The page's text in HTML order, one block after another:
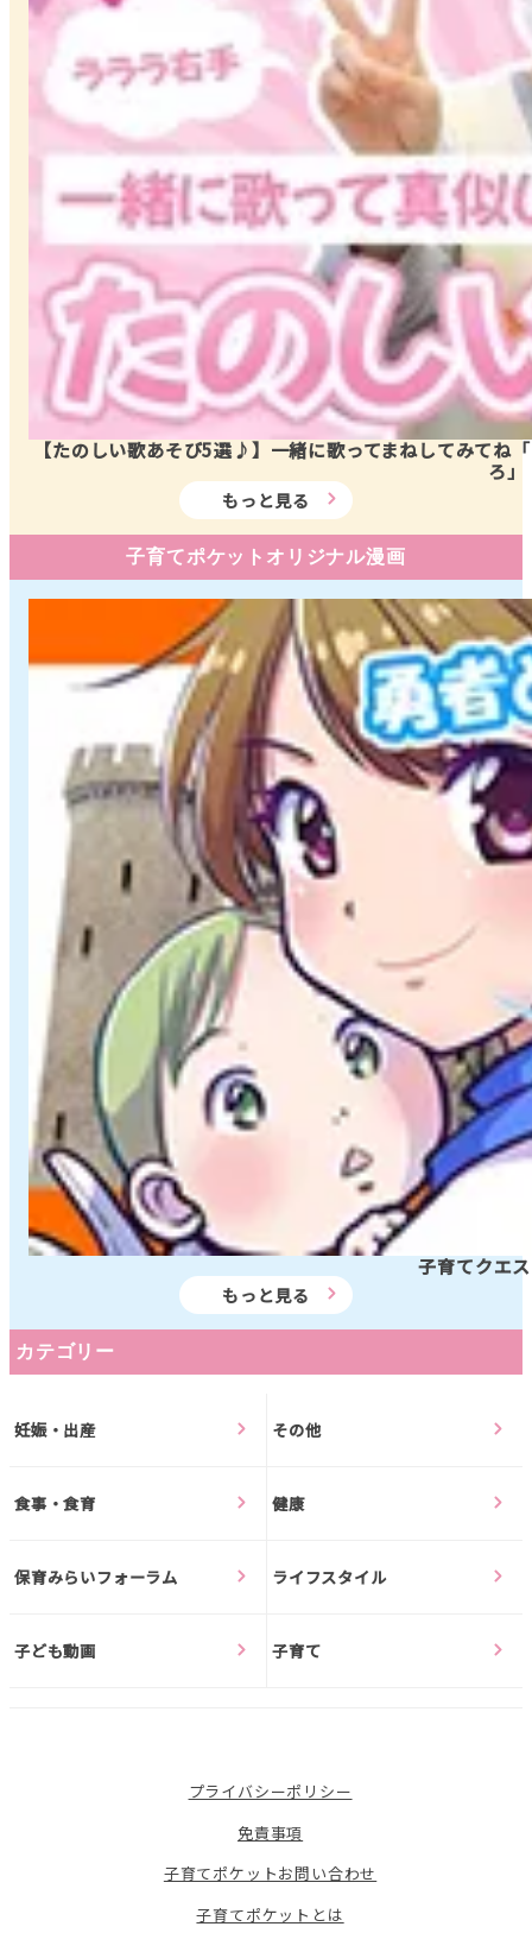
【たのしい歌あそび5選♪】一緒に歌ってまねしてみてね
ろ」
もっと見る
子育てポケットオリジナル漫画
子育てクエ
もっと見る
カテゴリー
妊娠・出産 その他
食事・食育 健康
保育みらいフォーラム ライフスタイル
子ども動画 子育て
プライバシーポリシー
免責事項
子育てポケットお問い合わせ
子育てポケットとは